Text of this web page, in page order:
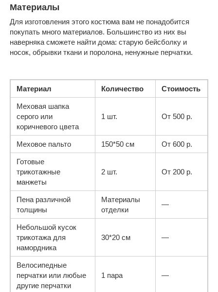
Материалы
Для изготовления этого костюма вам не понадобится
покупать много материалов. Большинство из них вы
наверняка сможете найти дома: старую бейсболку и
носок, обрывки ткани и поролона, ненужные перчатки.
Материал Количество Стоимость
Меховая шапка
серого или
коричневого цвета
1 шт. От 500 р.
Меховое пальто 150*50 см От 600 р.
Готовые
трикотажные
манжеты
2 шт. От 200 р.
Пена различной
толщины
Материалы
отделки
—
Небольшой кусок
трикотажа для
намордника
30*20 см —
Велосипедные
перчатки или любые
другие перчатки
1 пара —